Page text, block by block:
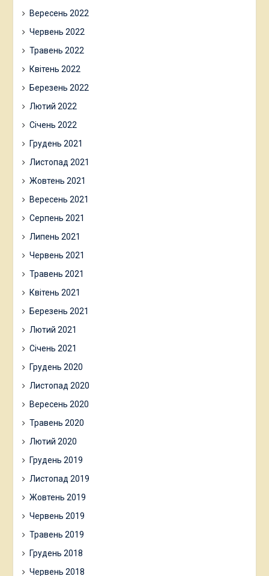
Вересень 2022
Червень 2022
Травень 2022
Квітень 2022
Березень 2022
Лютий 2022
Січень 2022
Грудень 2021
Листопад 2021
Жовтень 2021
Вересень 2021
Серпень 2021
Липень 2021
Червень 2021
Травень 2021
Квітень 2021
Березень 2021
Лютий 2021
Січень 2021
Грудень 2020
Листопад 2020
Вересень 2020
Травень 2020
Лютий 2020
Грудень 2019
Листопад 2019
Жовтень 2019
Червень 2019
Травень 2019
Грудень 2018
Червень 2018